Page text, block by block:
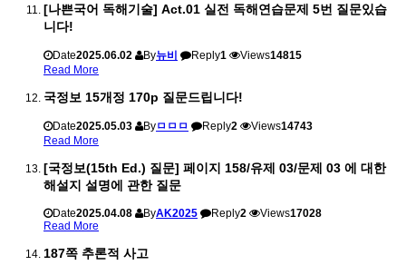
[나쁜국어 독해기술] Act.01 실전 독해연습문제 5번 질문있습
니다!
Date2025.06.02 By뉴비 Reply1 Views14815
Read More
국정보 15개정 170p 질문드립니다!
Date2025.05.03 Byㅁㅁㅁ Reply2 Views14743
Read More
[국정보(15th Ed.) 질문] 페이지 158/유제 03/문제 03 에 대한
해설지 설명에 관한 질문
Date2025.04.08 ByAK2025 Reply2 Views17028
Read More
187쪽 추론적 사고